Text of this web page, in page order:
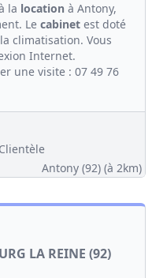
la location à Antony,
Le cabinet est doté
climatisation. Vous
Internet.
une visite : 07 49 76
Antony (92) (à 2km)
LA REINE (92)